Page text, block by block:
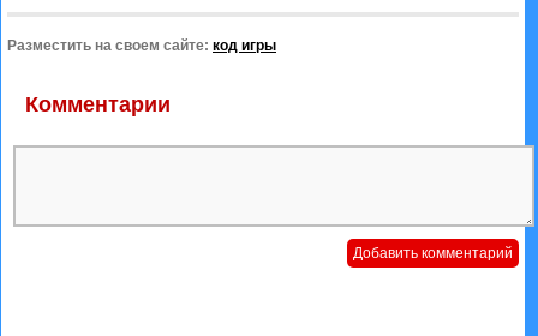
Разместить на своем сайте: код игры
Комментарии